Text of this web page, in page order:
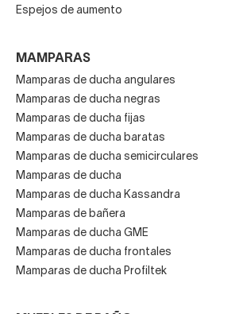
Espejos de aumento
MAMPARAS
Mamparas de ducha angulares
Mamparas de ducha negras
Mamparas de ducha fijas
Mamparas de ducha baratas
Mamparas de ducha semicirculares
Mamparas de ducha
Mamparas de ducha Kassandra
Mamparas de bañera
Mamparas de ducha GME
Mamparas de ducha frontales
Mamparas de ducha Profiltek